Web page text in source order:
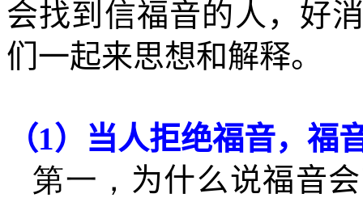
会找到信福音的人，好
们一起来思想和解释。
（1）当人拒绝福音，福
第一， 为什么说福音